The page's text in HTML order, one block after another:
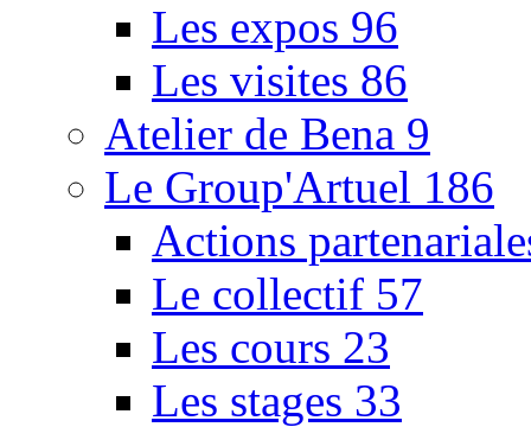
Les expos 96
Les visites 86
Atelier de Bena 9
Le Group'Artuel 186
Actions
Le collectif 57
Les cours 23
Les stages 33